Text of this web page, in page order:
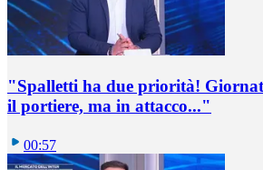
"Spalletti ha due priorità!
il portiere, ma in attacco..."
00:57